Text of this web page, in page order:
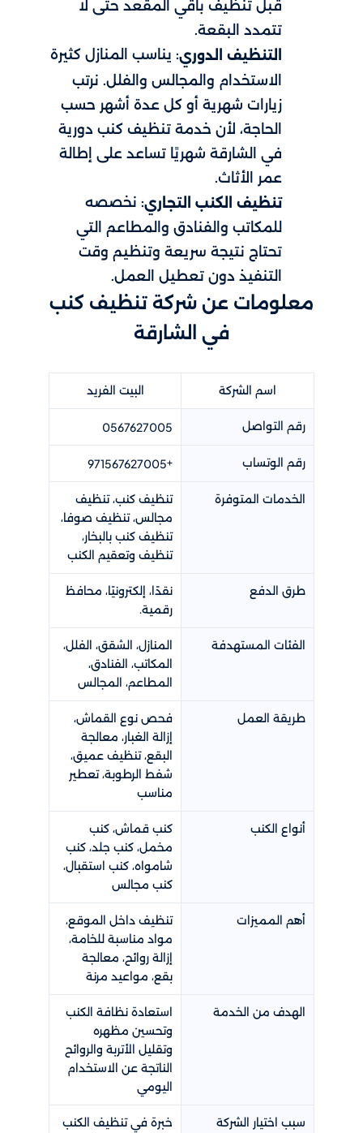
قبل تنظيف باقي المقعد حتى لا
تتمدد البقعة.
التنظيف الدوري: يناسب المنازل كثيرة
الاستخدام والمجالس والفلل. نرتب
زيارات شهرية أو كل عدة أشهر حسب
الحاجة، لأن خدمة تنظيف كنب دورية
في الشارقة شهريًا تساعد على إطالة
عمر الأثاث.
تنظيف الكنب التجاري: نخصصه
للمكاتب والفنادق والمطاعم التي
تحتاج نتيجة سريعة وتنظيم وقت
التنفيذ دون تعطيل العمل.
معلومات عن شركة تنظيف كنب​
في الشارقة​
اسم الشركة البيت الفريد
رقم التواصل 0567627005
رقم الوتساب +
971567627005
الخدمات المتوفرة
تنظيف كنب، تنظيف
مجالس، تنظيف صوفا،
تنظيف كنب بالبخار،
تنظيف وتعقيم الكنب
طرق الدفع
نقدًا، إلكترونيًا، محافظ
رقمية.
الفئات المستهدفة
المنازل، الشقق، الفلل،
المكاتب، الفنادق،
المطاعم، المجالس
طريقة العمل
فحص نوع القماش،
إزالة الغبار، معالجة
البقع، تنظيف عميق،
شفط الرطوبة، تعطير
مناسب
أنواع الكنب
كنب قماش، كنب
مخمل، كنب جلد، كنب
شامواه، كنب استقبال،
كنب مجالس
أهم المميزات
تنظيف داخل الموقع،
مواد مناسبة للخامة،
إزالة روائح، معالجة
بقع، مواعيد مرنة
الهدف من الخدمة
استعادة نظافة الكنب
وتحسين مظهره
وتقليل الأتربة والروائح
الناتجة عن الاستخدام
اليومي
سبب اختيار الشركة
خبرة في تنظيف الكنب